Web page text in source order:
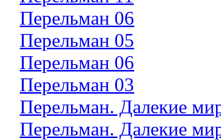
Перельман 06
Перельман 05
Перельман 06
Перельман 03
Перельман. Далекие
Перельман. Далекие